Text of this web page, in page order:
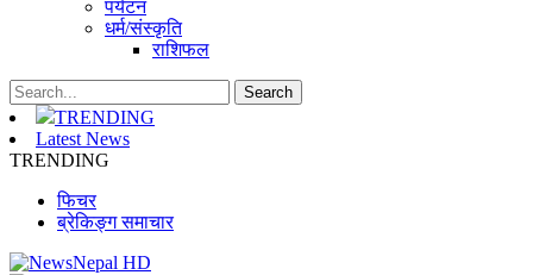
पर्यटन
धर्म/संस्कृति
राशिफल
TRENDING
Latest News
TRENDING
फिचर
ब्रेकिङ्ग समाचार